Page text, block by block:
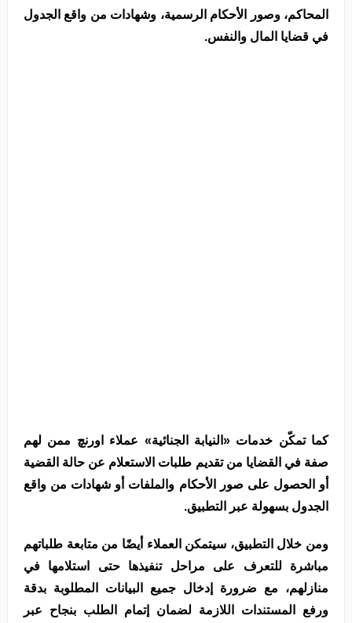
المحاكم، وصور الأحكام الرسمية، وشهادات من واقع الجدول
في قضايا المال والنفس.
كما تمكّن خدمات «النيابة الجنائية» عملاء اورنچ ممن لهم
صفة في القضايا من تقديم طلبات الاستعلام عن حالة القضية
أو الحصول على صور الأحكام والملفات أو شهادات من واقع
الجدول بسهولة عبر التطبيق.
ومن خلال التطبيق، سيتمكن العملاء أيضًا من متابعة طلباتهم
مباشرة للتعرف على مراحل تنفيذها حتى استلامها في
منازلهم، مع ضرورة إدخال جميع البيانات المطلوبة بدقة
ورفع المستندات اللازمة لضمان إتمام الطلب بنجاح عبر